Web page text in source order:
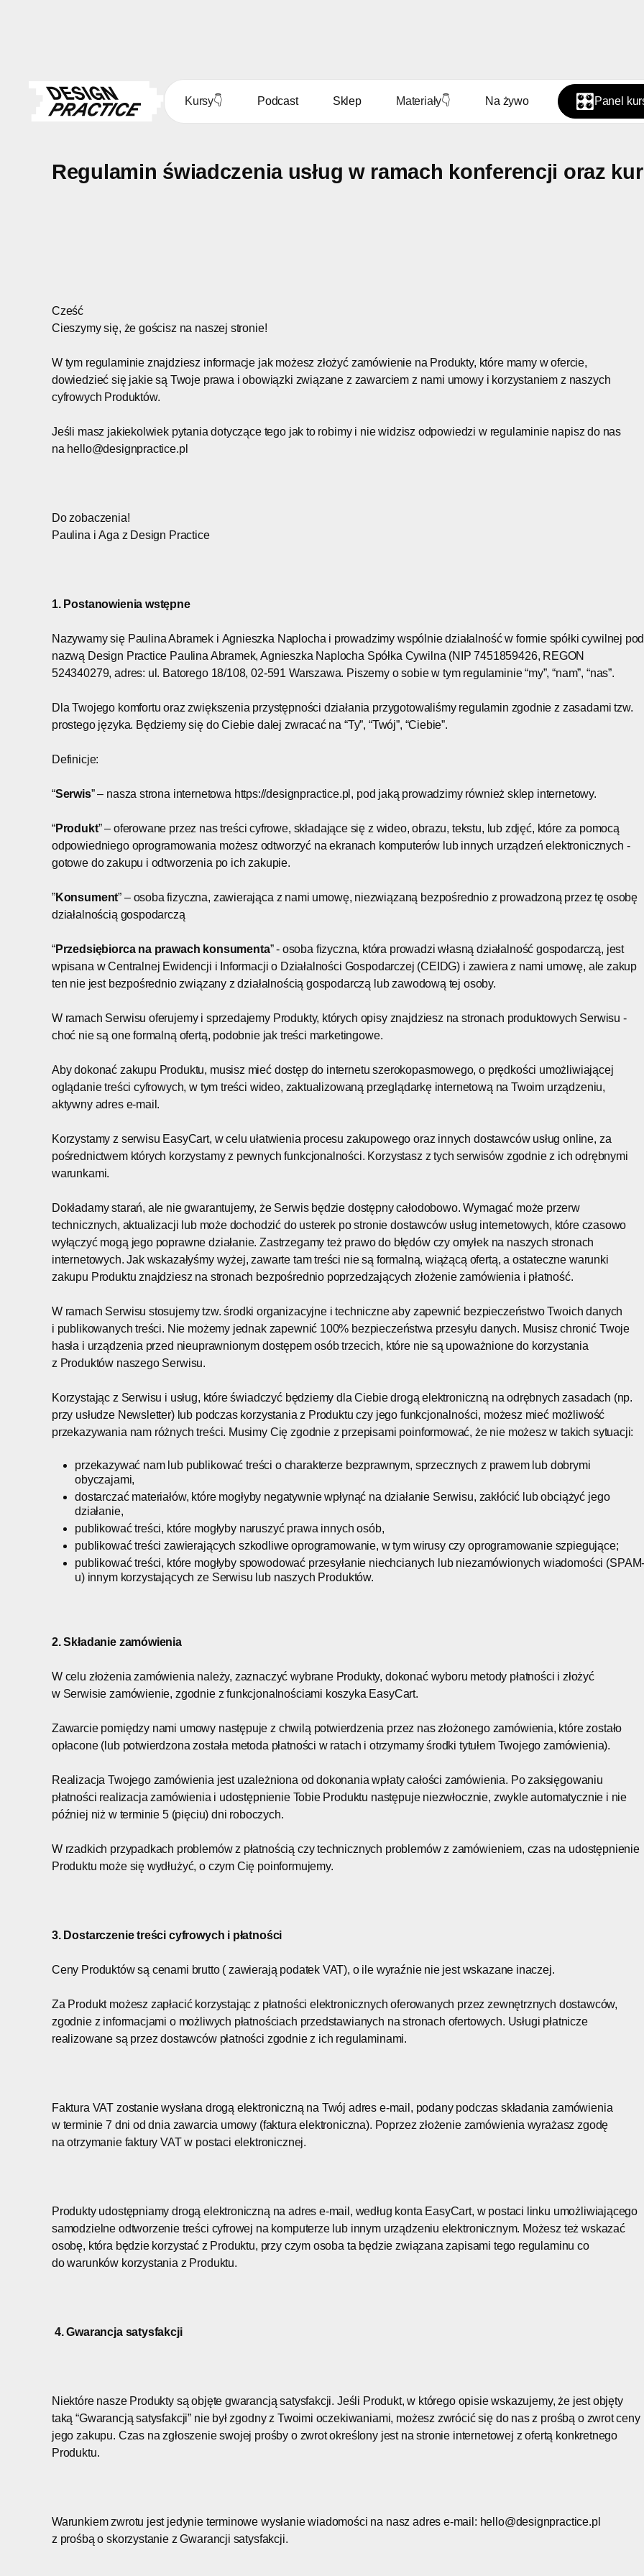
Kursy👇 Podcast Sklep Materiały👇 Na żywo 🎛️ Panel
Regulamin świadczenia usług w ramach konferencji oraz
Cześć
Cieszymy się, że gościsz na naszej stronie!
W tym regulaminie znajdziesz informacje jak możesz złożyć zamówienie na Produkty, które mamy w ofercie,
dowiedzieć się jakie są Twoje prawa i obowiązki związane z zawarciem z nami umowy i korzystaniem z naszych
cyfrowych Produktów.
Jeśli masz jakiekolwiek pytania dotyczące tego jak to robimy i nie widzisz odpowiedzi w regulaminie napisz do nas
na hello@designpractice.pl
Do zobaczenia!
Paulina i Aga z Design Practice
1. Postanowienia wstępne
Nazywamy się Paulina Abramek i Agnieszka Naplocha i prowadzimy wspólnie działalność w formie spółki cywilnej pod
nazwą Design Practice Paulina Abramek, Agnieszka Naplocha Spółka Cywilna (NIP 7451859426, REGON
524340279, adres: ul. Batorego 18/108, 02-591 Warszawa. Piszemy o sobie w tym regulaminie “my”, “nam”, “nas”.
Dla Twojego komfortu oraz zwiększenia przystępności działania przygotowaliśmy regulamin zgodnie z zasadami tzw.
prostego języka. Będziemy się do Ciebie dalej zwracać na “Ty”, “Twój”, “Ciebie”.
Definicje:
“Serwis” – nasza strona internetowa https://designpractice.pl, pod jaką prowadzimy również sklep internetowy.
“Produkt” – oferowane przez nas treści cyfrowe, składające się z wideo, obrazu, tekstu, lub zdjęć, które za pomocą
odpowiedniego oprogramowania możesz odtworzyć na ekranach komputerów lub innych urządzeń elektronicznych -
gotowe do zakupu i odtworzenia po ich zakupie.
”Konsument” – osoba fizyczna, zawierająca z nami umowę, niezwiązaną bezpośrednio z prowadzoną przez tę osobę
działalnością gospodarczą
“Przedsiębiorca na prawach konsumenta” - osoba fizyczna, która prowadzi własną działalność gospodarczą, jest
wpisana w Centralnej Ewidencji i Informacji o Działalności Gospodarczej (CEIDG) i zawiera z nami umowę, ale zakup
ten nie jest bezpośrednio związany z działalnością gospodarczą lub zawodową tej osoby.
W ramach Serwisu oferujemy i sprzedajemy Produkty, których opisy znajdziesz na stronach produktowych Serwisu -
choć nie są one formalną ofertą, podobnie jak treści marketingowe.
Aby dokonać zakupu Produktu, musisz mieć dostęp do internetu szerokopasmowego, o prędkości umożliwiającej
oglądanie treści cyfrowych, w tym treści wideo, zaktualizowaną przeglądarkę internetową na Twoim urządzeniu,
aktywny adres e-mail.
Korzystamy z serwisu EasyCart, w celu ułatwienia procesu zakupowego oraz innych dostawców usług online, za
pośrednictwem których korzystamy z pewnych funkcjonalności. Korzystasz z tych serwisów zgodnie z ich odrębnymi
warunkami.
Dokładamy starań, ale nie gwarantujemy, że Serwis będzie dostępny całodobowo. Wymagać może przerw
technicznych, aktualizacji lub może dochodzić do usterek po stronie dostawców usług internetowych, które czasowo
wyłączyć mogą jego poprawne działanie. Zastrzegamy też prawo do błędów czy omyłek na naszych stronach
internetowych. Jak wskazałyśmy wyżej, zawarte tam treści nie są formalną, wiążącą ofertą, a ostateczne warunki
zakupu Produktu znajdziesz na stronach bezpośrednio poprzedzających złożenie zamówienia i płatność.
W ramach Serwisu stosujemy tzw. środki organizacyjne i techniczne aby zapewnić bezpieczeństwo Twoich danych
i publikowanych treści. Nie możemy jednak zapewnić 100% bezpieczeństwa przesyłu danych. Musisz chronić Twoje
hasła i urządzenia przed nieuprawnionym dostępem osób trzecich, które nie są upoważnione do korzystania
z Produktów naszego Serwisu.
Korzystając z Serwisu i usług, które świadczyć będziemy dla Ciebie drogą elektroniczną na odrębnych zasadach (np.
przy usłudze Newsletter) lub podczas korzystania z Produktu czy jego funkcjonalności, możesz mieć możliwość
przekazywania nam różnych treści. Musimy Cię zgodnie z przepisami poinformować, że nie możesz w takich sytuacji:
przekazywać nam lub publikować treści o charakterze bezprawnym, sprzecznych z prawem lub dobrymi
obyczajami,
dostarczać materiałów, które mogłyby negatywnie wpłynąć na działanie Serwisu, zakłócić lub obciążyć jego
działanie,
publikować treści, które mogłyby naruszyć prawa innych osób,
publikować treści zawierających szkodliwe oprogramowanie, w tym wirusy czy oprogramowanie szpiegujące;
publikować treści, które mogłyby spowodować przesyłanie niechcianych lub niezamówionych wiadomości
u) innym korzystających ze Serwisu lub naszych Produktów.
2. Składanie zamówienia
W celu złożenia zamówienia należy, zaznaczyć wybrane Produkty, dokonać wyboru metody płatności i złożyć
w Serwisie zamówienie, zgodnie z funkcjonalnościami koszyka EasyCart.
Zawarcie pomiędzy nami umowy następuje z chwilą potwierdzenia przez nas złożonego zamówienia, które zostało
opłacone (lub potwierdzona została metoda płatności w ratach i otrzymamy środki tytułem Twojego zamówienia).
Realizacja Twojego zamówienia jest uzależniona od dokonania wpłaty całości zamówienia. Po zaksięgowaniu
płatności realizacja zamówienia i udostępnienie Tobie Produktu następuje niezwłocznie, zwykle automatycznie i nie
później niż w terminie 5 (pięciu) dni roboczych.
W rzadkich przypadkach problemów z płatnością czy technicznych problemów z zamówieniem, czas na udostępnienie
Produktu może się wydłużyć, o czym Cię poinformujemy.
3. Dostarczenie treści cyfrowych i płatności
Ceny Produktów są cenami brutto ( zawierają podatek VAT), o ile wyraźnie nie jest wskazane inaczej.
Za Produkt możesz zapłacić korzystając z płatności elektronicznych oferowanych przez zewnętrznych dostawców,
zgodnie z informacjami o możliwych płatnościach przedstawianych na stronach ofertowych. Usługi płatnicze
realizowane są przez dostawców płatności zgodnie z ich regulaminami.
Faktura VAT zostanie wysłana drogą elektroniczną na Twój adres e-mail, podany podczas składania zamówienia
w terminie 7 dni od dnia zawarcia umowy (faktura elektroniczna). Poprzez złożenie zamówienia wyrażasz zgodę
na otrzymanie faktury VAT w postaci elektronicznej.
Produkty udostępniamy drogą elektroniczną na adres e-mail, według konta EasyCart, w postaci linku umożliwiającego
samodzielne odtworzenie treści cyfrowej na komputerze lub innym urządzeniu elektronicznym. Możesz też wskazać
osobę, która będzie korzystać z Produktu, przy czym osoba ta będzie związana zapisami tego regulaminu co
do warunków korzystania z Produktu.
4. Gwarancja satysfakcji
Niektóre nasze Produkty są objęte gwarancją satysfakcji. Jeśli Produkt, w którego opisie wskazujemy, że jest objęty
taką “Gwarancją satysfakcji” nie był zgodny z Twoimi oczekiwaniami, możesz zwrócić się do nas z prośbą o zwrot ceny
jego zakupu. Czas na zgłoszenie swojej prośby o zwrot określony jest na stronie internetowej z ofertą konkretnego
Produktu.
Warunkiem zwrotu jest jedynie terminowe wysłanie wiadomości na nasz adres e-mail: hello@designpractice.pl
z prośbą o skorzystanie z Gwarancji satysfakcji.